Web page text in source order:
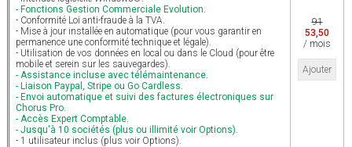
- Fonctions Gestion Commerciale Evolution.
- Conformité Loi anti-fraude à la TVA.
- Mise à jour installée en automatique (pour vous garantir en
permanence une conformité technique et légale).
- Utilisation de vos données en local ou dans le Cloud (pour être
mobile et serein sur les sauvegardes).
- Assistance incluse avec télémaintenance.
- Liaison Paypal, Stripe ou Go Cardless.
- Envoi automatique et suivi des factures électroniques sur
Chorus Pro.
- Accès Expert Comptable.
- Jusqu'à 10 sociétés (plus ou illimité voir Options).
- 1 utilisateur inclus (plus voir Options).
91
53,50
/ mois
Ajouter